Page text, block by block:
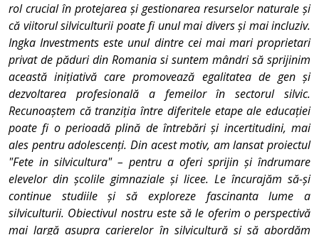
rol crucial în protejarea și gestionarea resurselor naturale și
că viitorul silviculturii poate fi unul mai divers și mai incluziv.
Ingka Investments este unul dintre cei mai mari proprietari
privat de păduri din Romania si suntem mândri să sprijinim
această inițiativă care promovează egalitatea de gen și
dezvoltarea profesională a femeilor în sectorul silvic.
Recunoaștem că tranziția între diferitele etape ale educației
poate fi o perioadă plină de întrebări și incertitudini, mai
ales pentru adolescenți. Din acest motiv, am lansat proiectul
"Fete in silvicultura" – pentru a oferi sprijin și îndrumare
elevelor din școlile gimnaziale și licee. Le încurajăm să-și
continue studiile și să exploreze fascinanta lume a
silviculturii. Obiectivul nostru este să le oferim o perspectivă
mai largă asupra carierelor în silvicultură și să abordăm